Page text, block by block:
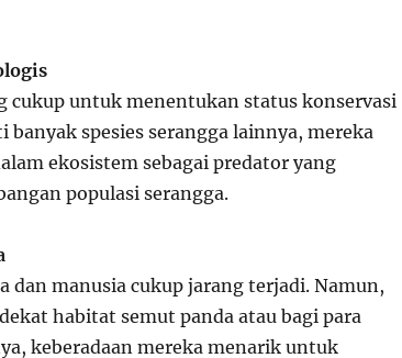
cukup untuk menentukan status konservasi
banyak spesies serangga lainnya, mereka
ekosistem sebagai predator yang
populasi serangga.
dan manusia cukup jarang terjadi. Namun,
habitat semut panda atau bagi para
keberadaan mereka menarik untuk